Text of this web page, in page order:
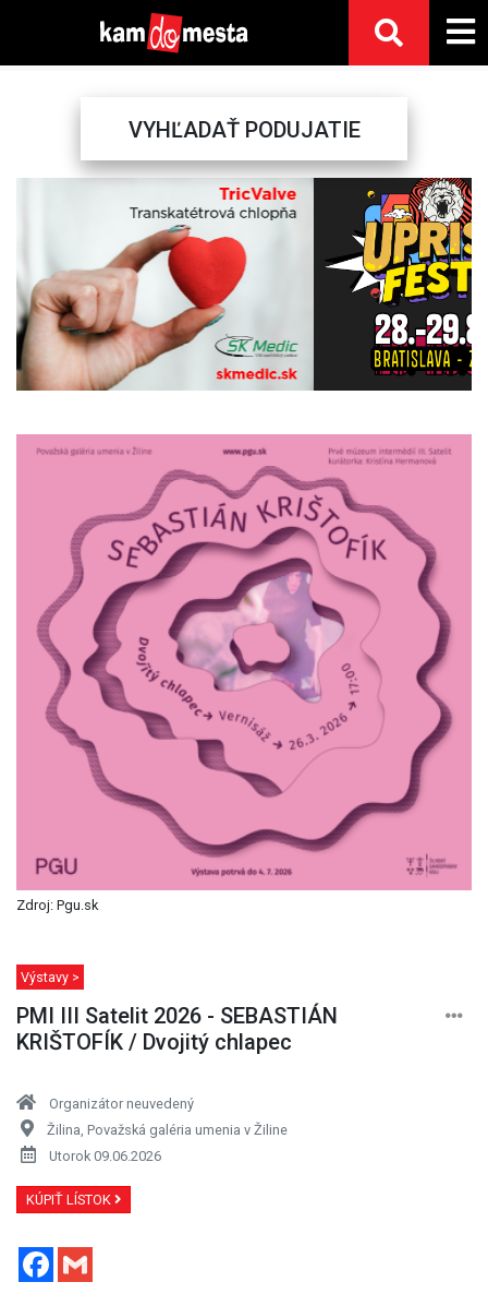
VYHĽADAŤ PODUJATIE
Previous Next
Zdroj: Pgu.sk
Výstavy >
PMI III Satelit 2026 - SEBASTIÁN
KRIŠTOFÍK / Dvojitý chlapec
Organizátor neuvedený
Žilina, Považská galéria umenia v Žiline
Utorok 09.06.2026
KÚPIŤ LÍSTOK
Facebook